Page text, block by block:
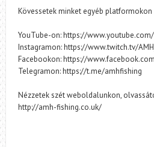
Kövessetek minket egyéb platformokon
YouTube-on: https://
Instagramon: https://www.twitch.tv/
Facebookon: https://
Telegramon: https://t.me/amhfishing
Nézzetek szét weboldalunkon,
http://amh-fishing.co.uk/